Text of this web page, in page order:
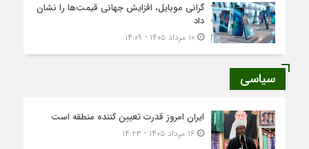
گرانی موبایل، افزایش جهانی قیمت‌ها را نشان
داد
۱۰ مرداد ۱۴۰۵ - ۱۴:۰۹
سیاسی
ایران امروز قدرت تعیین کننده منطقه است
۱۶ مرداد ۱۴۰۵ - ۱۴:۲۳